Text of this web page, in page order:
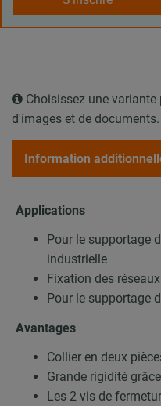
Choisissez une
d'images et de documents.
Information
Applications
Pour le supportage
industrielle
Fixation des
Pour le supportage
Avantages
Collier en deux
Grande rigidité
Les 2 vis de